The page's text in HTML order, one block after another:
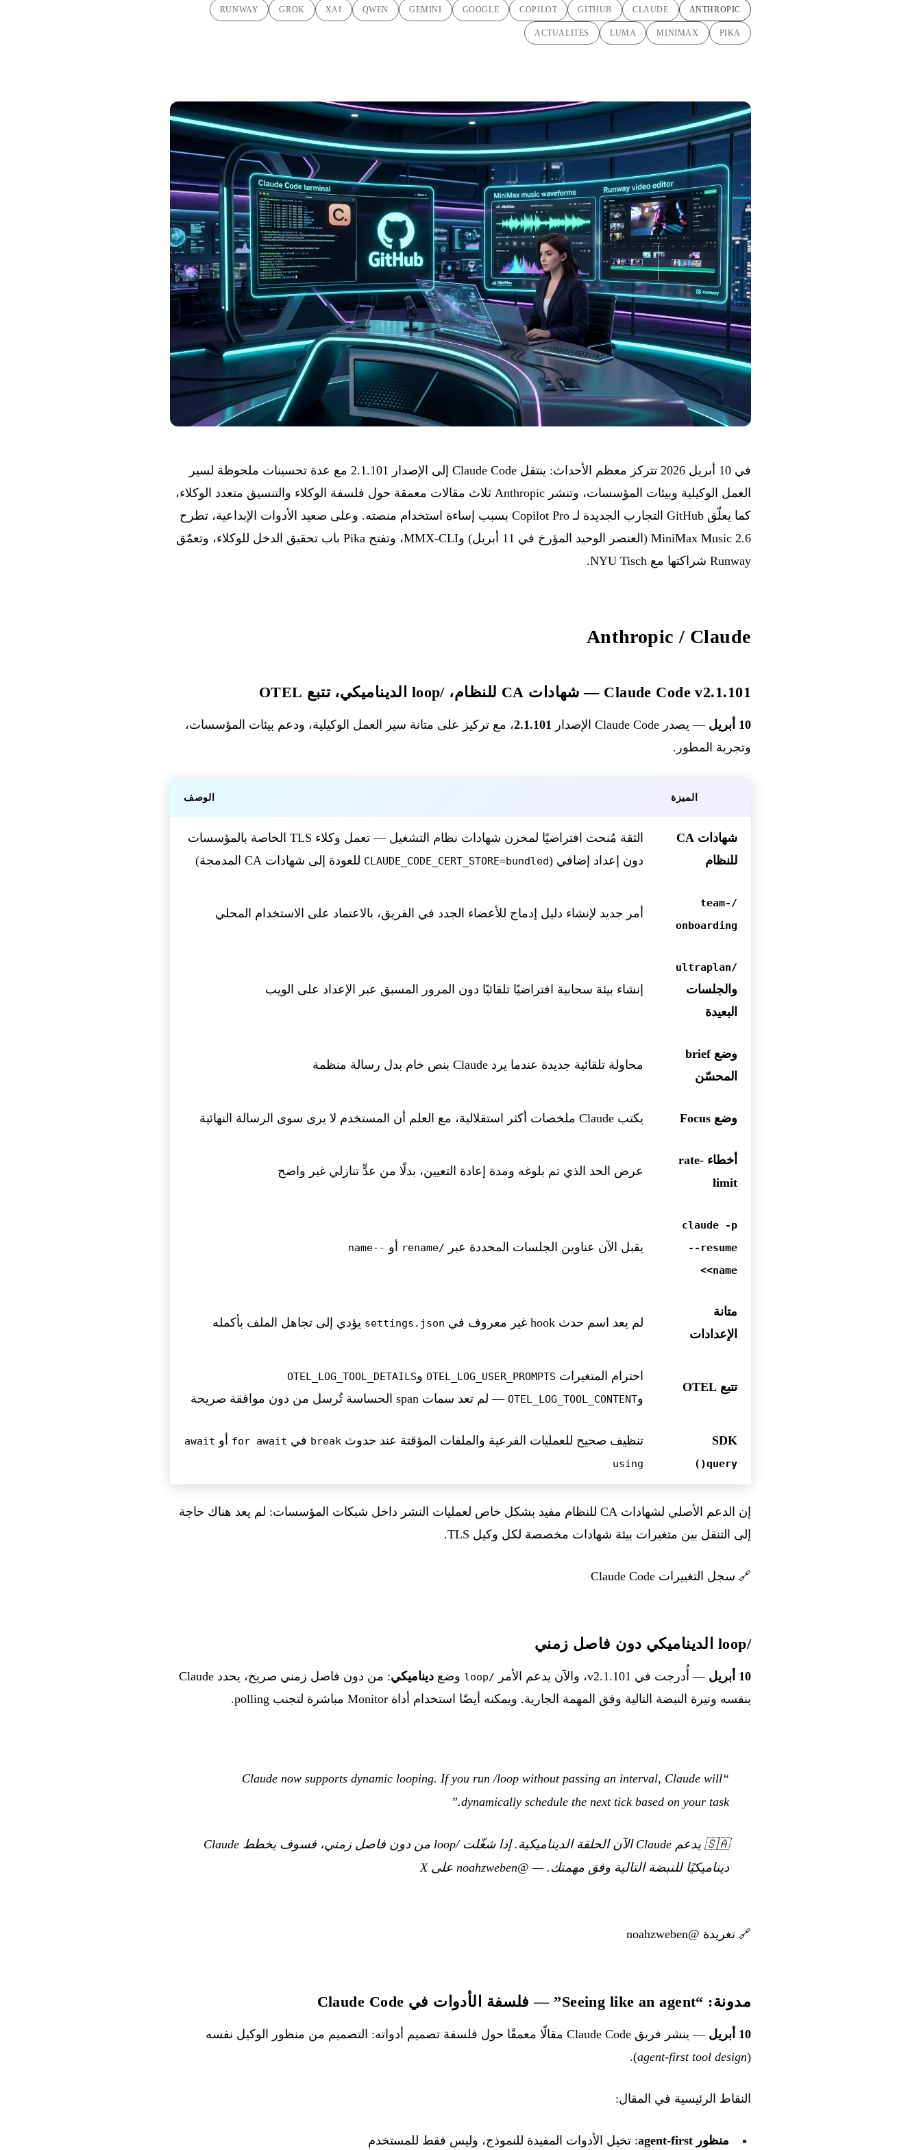
ANTHROPIC
CLAUDE
GITHUB
COPILOT
GOOGLE
GEMINI
QWEN
XAI
GROK
RUNWAY
PIKA
MINIMAX
LUMA
ACTUALITES
في 10 أبريل 2026 تتركز معظم الأحداث: ينتقل Claude Code إلى الإصدار 2.1.101 مع عدة تحسينات ملحوظة لسير
العمل الوكيلية وبيئات المؤسسات، وتنشر Anthropic ثلاث مقالات معمقة حول فلسفة الوكلاء والتنسيق متعدد الوكلاء،
كما يعلّق GitHub التجارب الجديدة لـ Copilot Pro بسبب إساءة استخدام منصته. وعلى صعيد الأدوات الإبداعية، تطرح
MiniMax Music 2.6 (العنصر الوحيد المؤرخ في 11 أبريل) وMMX-CLI، وتفتح Pika باب تحقيق الدخل للوكلاء، وتعمّق
Runway شراكتها مع NYU Tisch.
Anthropic / Claude
Claude Code v2.1.101 — شهادات CA للنظام، /loop الديناميكي، تتبع OTEL
10 أبريل — يصدر Claude Code الإصدار 2.1.101، مع تركيز على متانة سير العمل الوكيلية، ودعم بيئات المؤسسات،
وتجربة المطور.
الميزة الوصف
شهادات CA
للنظام
الثقة مُنحت افتراضيًا لمخزن شهادات نظام التشغيل — تعمل وكلاء TLS الخاصة بالمؤسسات
دون إعداد إضافي (CLAUDE_CODE_CERT_STORE=bundled للعودة إلى شهادات CA المدمجة)
/team-
onboarding
أمر جديد لإنشاء دليل إدماج للأعضاء الجدد في الفريق، بالاعتماد على الاستخدام المحلي
/ultraplan
والجلسات
البعيدة
إنشاء بيئة سحابية افتراضيًا تلقائيًا دون المرور المسبق عبر الإعداد على الويب
وضع brief
المحسّن
محاولة تلقائية جديدة عندما يرد Claude بنص خام بدل رسالة منظمة
وضع Focus يكتب Claude ملخصات أكثر استقلالية، مع العلم أن المستخدم لا يرى سوى الرسالة النهائية
أخطاء rate-
limit
عرض الحد الذي تم بلوغه ومدة إعادة التعيين، بدلًا من عدٍّ تنازلي غير واضح
claude -p
--resume
<name>
يقبل الآن عناوين الجلسات المحددة عبر /rename أو --name
متانة
الإعدادات
لم يعد اسم حدث hook غير معروف في settings.json يؤدي إلى تجاهل الملف بأكمله
تتبع OTEL
احترام المتغيرات OTEL_LOG_USER_PROMPTS وOTEL_LOG_TOOL_DETAILS
وOTEL_LOG_TOOL_CONTENT — لم تعد سمات span الحساسة تُرسل من دون موافقة صريحة
SDK
query()
تنظيف صحيح للعمليات الفرعية والملفات المؤقتة عند حدوث break في for await أو await
using
إن الدعم الأصلي لشهادات CA للنظام مفيد بشكل خاص لعمليات النشر داخل شبكات المؤسسات: لم يعد هناك حاجة
إلى التنقل بين متغيرات بيئة شهادات مخصصة لكل وكيل TLS.
🔗 سجل التغييرات Claude Code
/loop الديناميكي دون فاصل زمني
10 أبريل — أُدرجت في v2.1.101، والآن يدعم الأمر /loop وضع ديناميكي
: من دون فاصل زمني صريح، يحدد Claude
بنفسه وتيرة النبضة التالية وفق المهمة الجارية. ويمكنه أيضًا استخدام أداة Monitor مباشرة لتجنب polling.
“Claude now supports dynamic looping. If you run /loop without passing an interval, Claude will
dynamically schedule the next tick based on your task.”
🇸🇦
يدعم Claude الآن الحلقة الديناميكية. إذا شغّلت /loop من دون فاصل زمني، فسوف يخطط Claude
ديناميكيًا للنبضة التالية وفق مهمتك. — @noahzweben على X
🔗 تغريدة @noahzweben
مدونة: “Seeing like an agent” — فلسفة الأدوات في Claude Code
10 أبريل
— ينشر فريق Claude Code مقالًا معمقًا حول فلسفة تصميم أدواته: التصميم من منظور الوكيل نفسه
(
agent-first tool design
).
النقاط الرئيسية في المقال:
منظور agent-first : تخيل الأدوات المفيدة للنموذج، وليس فقط للمستخدم